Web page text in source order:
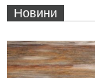
Новини